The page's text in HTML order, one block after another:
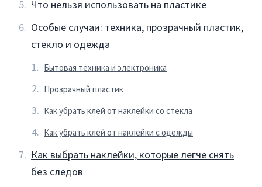
Что нельзя использовать на пластике
Особые случаи: техника, прозрачный пластик,
стекло и одежда
Бытовая техника и электроника
Прозрачный пластик
Как убрать клей от наклейки со стекла
Как убрать клей от наклейки с одежды
Как выбрать наклейки, которые легче снять
без следов